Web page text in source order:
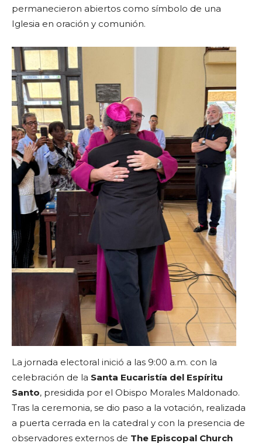
permanecieron abiertos como símbolo de una
Iglesia en oración y comunión.
La jornada electoral inició a las 9:00 a.m. con la
celebración de la Santa Eucaristía del Espíritu
Santo, presidida por el Obispo Morales Maldonado.
Tras la ceremonia, se dio paso a la votación, realizada
a puerta cerrada en la catedral y con la presencia de
observadores externos de The Episcopal Church